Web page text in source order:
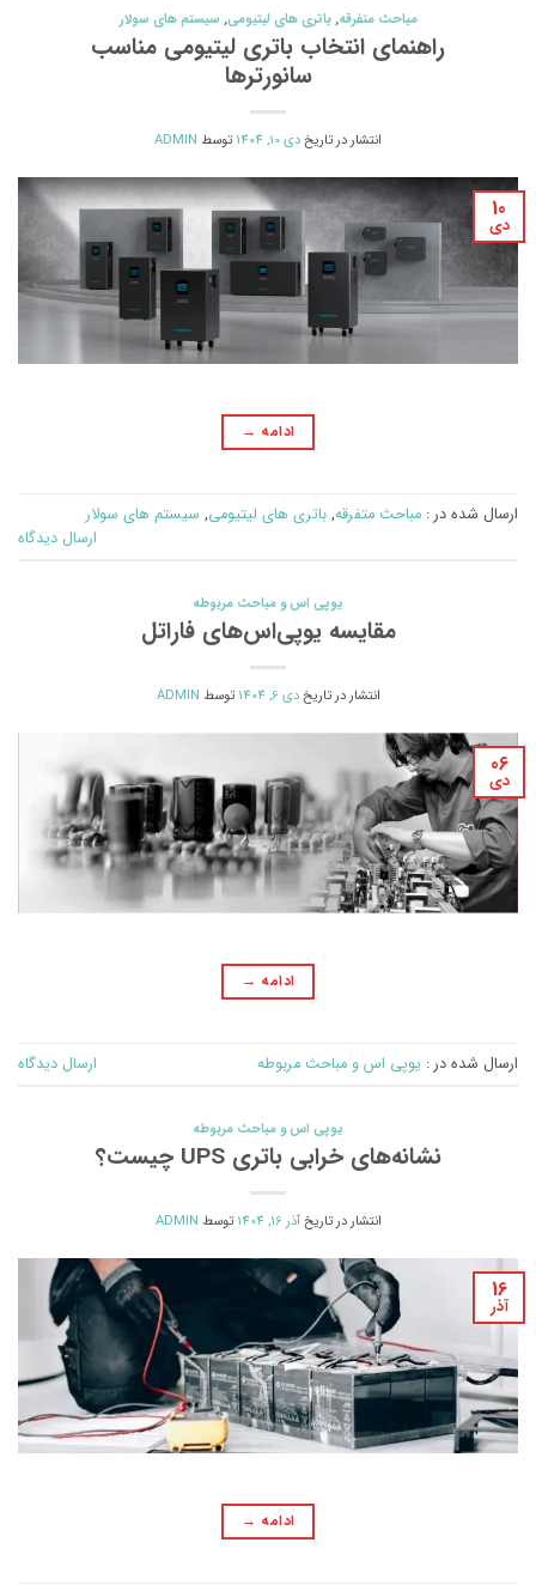
مباحث متفرقه,باتری های لیتیومی, سیستم های سولار
راهنمای انتخاب باتری لیتیومی مناسب
سانورترها
انتشار در تاریخدی 10, 1404 توسط ADMIN
10
دی
ادامه →
ارسال شده در : مباحث متفرقه, باتری های لیتیومی, سیستم های سولار
ارسال دیدگاه
یوپی اس و مباحث مربوطه
مقایسه یوپی‌اس‌های فاراتل
انتشار در تاریخدی 6, 1404 توسط ADMIN
06
دی
ادامه →
ارسال شده در : یوپی اس و مباحث مربوطه ارسال دیدگاه
یوپی اس و مباحث مربوطه
نشانه‌های خرابی باتری UPS چیست؟
انتشار در تاریخآذر 16, 1404 توسط ADMIN
16
آذر
ادامه →